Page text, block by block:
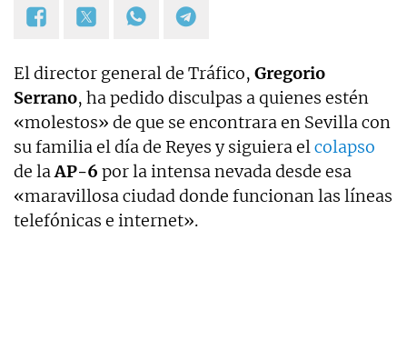
El director general de Tráfico, Gregorio
Serrano, ha pedido disculpas a quienes estén
«molestos» de que se encontrara en Sevilla con
su familia el día de Reyes y siguiera elcolapso
de laAP-6 por la intensa nevada desde esa
«maravillosa ciudad donde funcionan las líneas
telefónicas e internet».